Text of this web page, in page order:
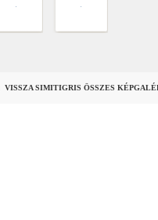
VISSZA SIMITIGRIS ÖSSZES